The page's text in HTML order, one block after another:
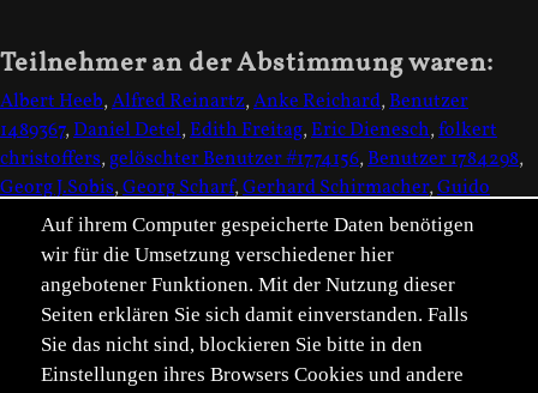
Teilnehmer an der Abstimmung waren:
Albert Heeb,Alfred Reinartz,Anke Reichard,Benutzer
1489367,Daniel Detel,Edith Freitag,Eric Dienesch,folkert
christoffers,gelöschter Benutzer #1774156,Benutzer 1784298,
Georg J.Sobis,Georg Scharf,Gerhard Schirmacher,Guido
,Günther Gailberger ,Heike Sommer,Jens Wörner,
Kunze,Kerstin Göthel,Lothar Hinz,Lutz Wilke
, Marion Rudolph ,Benutzer 873612 Martin Hainz
Matt Engelmann
Benutzer 1437345 , Peter Gerber ,Rainer
Sommer
,Ralf Spichala , Reinhold Bruder Robert Bour
Hangartner, Ronny Tiedt Stefan Rosengarten ,Walter
Auf ihrem Computer gespeicherte Daten benötigen
wir für die Umsetzung verschiedener hier
angebotener Funktionen. Mit der Nutzung dieser
Seiten erklären Sie sich damit einverstanden. Falls
Sie das nicht sind, blockieren Sie bitte in den
Einstellungen ihres Browsers Cookies und andere